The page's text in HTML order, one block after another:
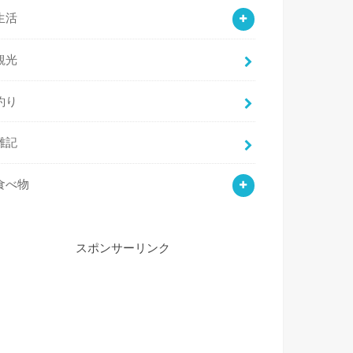
活
光
り
記
べ物
スポンサーリンク